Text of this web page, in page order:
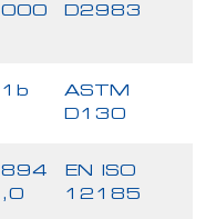
000
D2983
1b
ASTM
D130
894
,0
EN ISO
12185